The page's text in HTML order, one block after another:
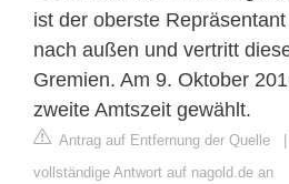
ist der oberste
nach außen und vertritt
Gremien. Am 9. Oktober
zweite Amtszeit gewählt.
Antrag auf Entfernung der Quelle
vollständige Antwort auf nagold.de an